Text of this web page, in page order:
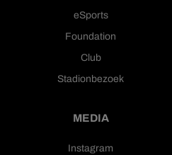
eSports
Foundation
Club
Stadionbezoek
MEDIA
Instagram